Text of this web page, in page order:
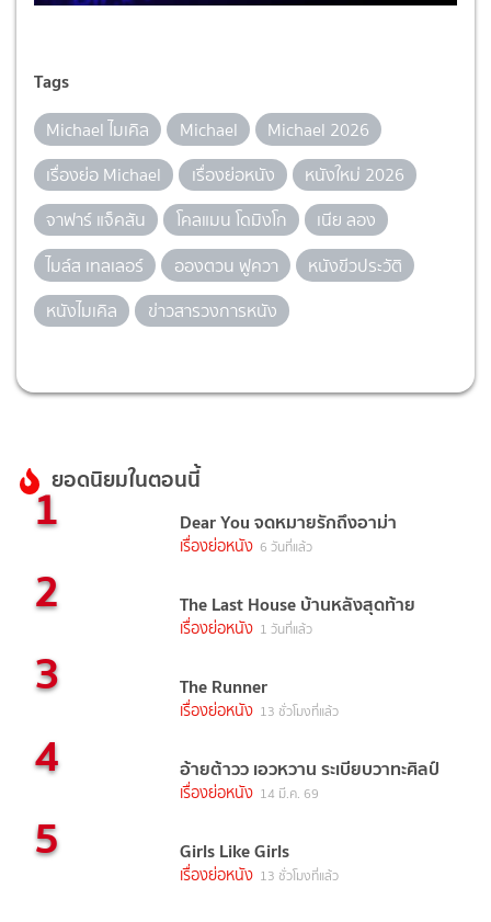
Tags
Michael ไมเคิล Michael
Michael 2026
เรื่องย่อ Michael
เรื่องย่อหนัง
หนังใหม่ 2026
จาฟาร์ แจ็คสัน
โคลแมน โดมิงโก
เนีย ลอง
ไมล์ส เทลเลอร์
อองตวน ฟูควา
หนังขีวประวัติ
หนังไมเคิล
ข่าวสารวงการหนัง
ยอดนิยมในตอนนี้
1 Dear You จดหมายรักถึงอาม่า
เรื่องย่อหนัง 6 วันที่แล้ว
2 The Last House บ้านหลังสุดท้าย
เรื่องย่อหนัง 1 วันที่แล้ว
3 The Runner
เรื่องย่อหนัง 13 ชั่วโมงที่แล้ว
4 อ้ายต้าวว เอวหวาน ระเบียบวาทะศิลป์
เรื่องย่อหนัง 14 มี.ค. 69
5 Girls Like Girls
เรื่องย่อหนัง 13 ชั่วโมงที่แล้ว